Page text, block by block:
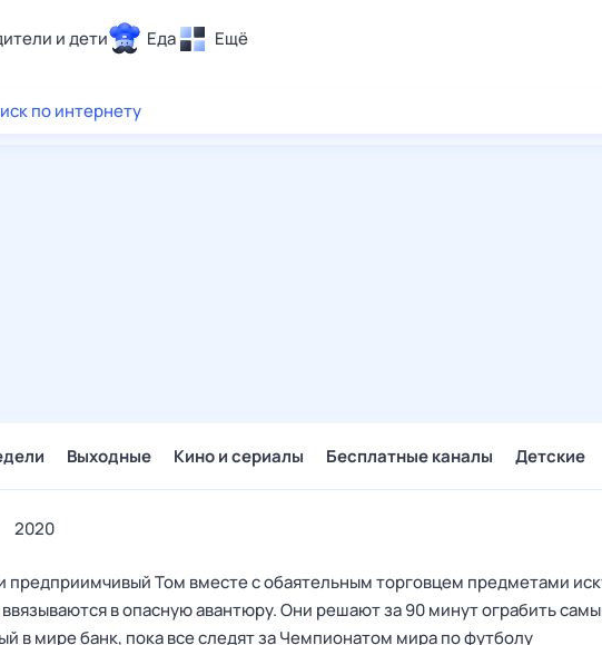
и дети Еда Ещё
Здоровье
по интернету
Выходные Кино и сериалы Бесплатные каналы Детские
2020
предприимчивый Том вместе с обаятельным торговцем предметами
в опасную авантюру. Они решают за 90 минут ограбить
в мире банк, пока все следят за Чемпионатом мира по футболу